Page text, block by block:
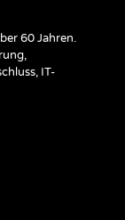
60 Jahren.
IT-